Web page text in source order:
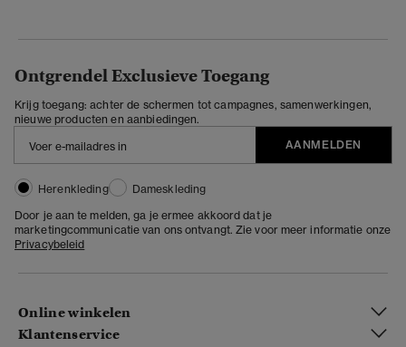
Ontgrendel Exclusieve Toegang
Krijg toegang: achter de schermen tot campagnes, samenwerkingen,
nieuwe producten en aanbiedingen.
AANMELDEN
Herenkleding
Dameskleding
Door je aan te melden, ga je ermee akkoord dat je
marketingcommunicatie van ons ontvangt. Zie voor meer informatie onze
Privacybeleid
Online winkelen
Klantenservice